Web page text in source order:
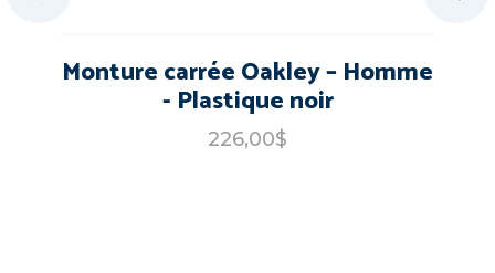
Monture carrée Oakley – Homme
- Plastique noir
226,00$